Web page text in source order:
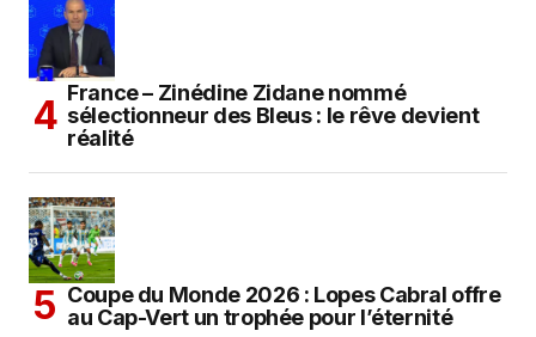
France – Zinédine Zidane nommé
sélectionneur des Bleus : le rêve devient
réalité
Coupe du Monde 2026 : Lopes Cabral offre
au Cap-Vert un trophée pour l’éternité